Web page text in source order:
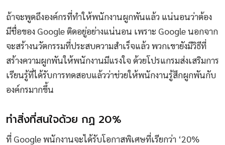
ถ้าจะพูดถึงองค์กรที่ทำให้พนักงานผูกพันแล้ว แน่นอนว่าต้อง
มีชื่อของ Google ติดอยู่อย่างแน่นอน เพราะ Google นอกจาก
จะสร้างนวัตกรรมที่ประสบความสำเร็จแล้ว พวกเขายังมีวิธีที่
สร้างความผูกพันให้พนักงานมีแรงใจ ด้วยโปรแกรมส่งเสริมการ
เรียนรู้ที่ได้รับการทดสอบแล้วว่าช่วยให้พนักงานรู้สึกผูกพันกับ
องค์กรมากขึ้น
ทำสิ่งที่สนใจด้วย กฏ 20%
ที่ Google พนักงานจะได้รับโอกาสพิเศษที่เรียกว่า ‘20%